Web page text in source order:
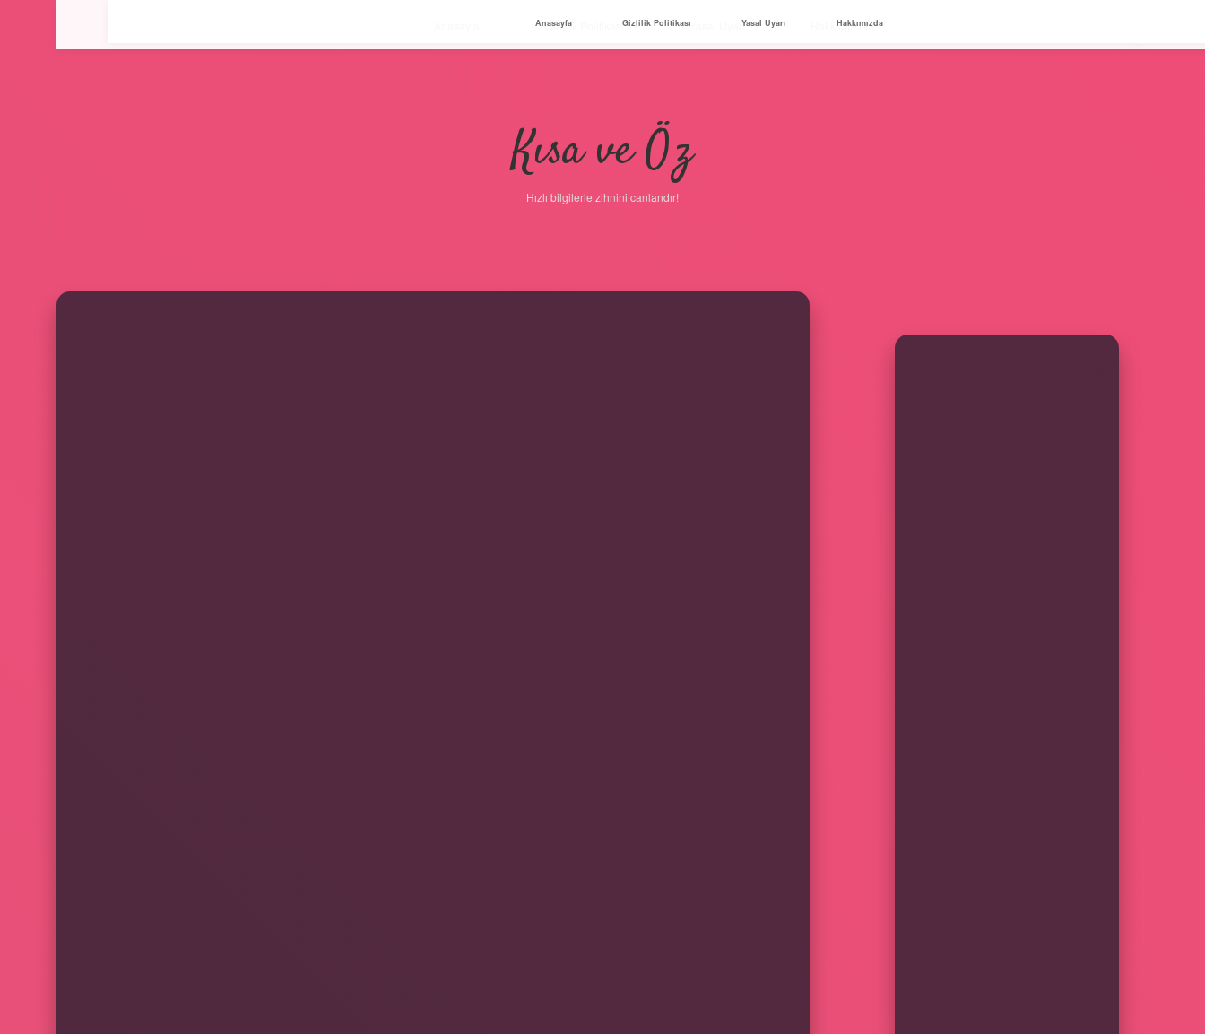
Gizlilik Politikası Yasal Uyarı Hakkımızda
Kısa ve Öz
Hızlı bilgilerle zihnini canlandır!
Anasayfa Gizlilik Politikası Yasal Uyarı Hakkımızda